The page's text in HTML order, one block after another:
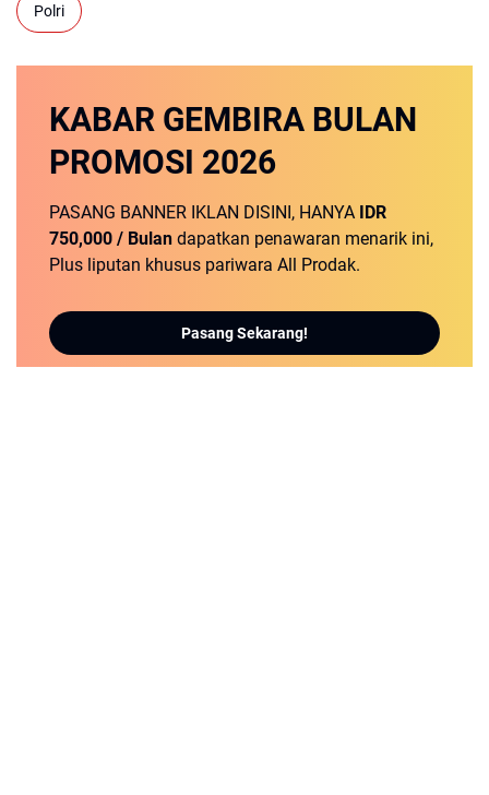
Polri
KABAR GEMBIRA BULAN
PROMOSI 2026
PASANG BANNER IKLAN DISINI, HANYA IDR
750,000 / Bulan dapatkan penawaran menarik ini,
Plus liputan khusus pariwara All Prodak.
Pasang Sekarang!